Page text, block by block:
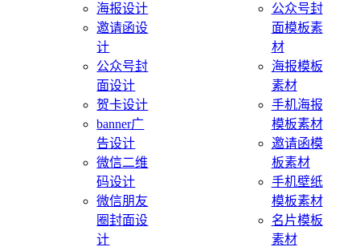
海报设计
邀请函设
计
公众号封
面设计
贺卡设计
banner广
告设计
微信二维
码设计
微信朋友
圈封面设
计
公众号封
面模板素
材
海报模板
素材
手机海报
模板素材
邀请函模
板素材
手机壁纸
模板素材
名片模板
素材